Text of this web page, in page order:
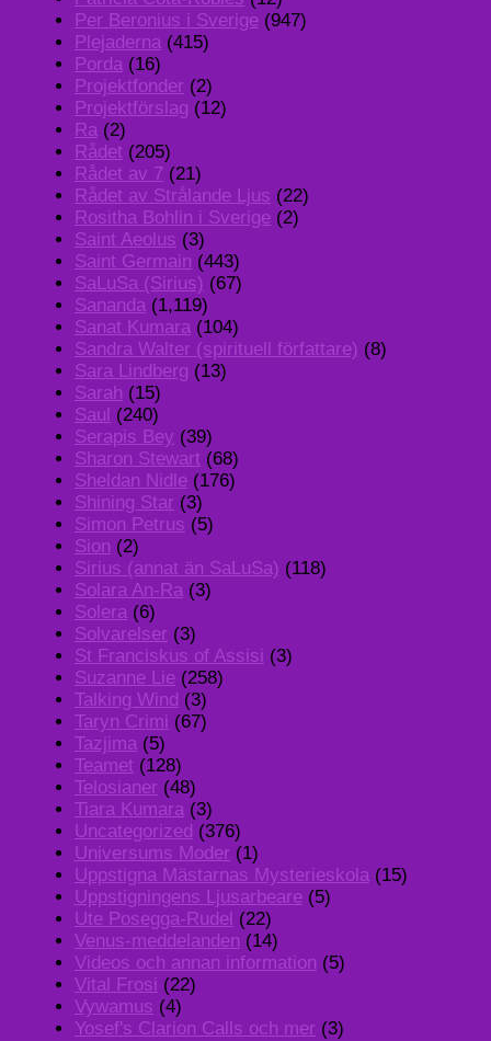
Per Beronius i Sverige (947)
Plejaderna (415)
Porda (16)
Projektfonder (2)
Projektförslag (12)
Ra (2)
Rådet (205)
Rådet av 7 (21)
Rådet av Strålande Ljus (22)
Rositha Bohlin i Sverige (2)
Saint Aeolus (3)
Saint Germain (443)
SaLuSa (Sirius) (67)
Sananda (1,119)
Sanat Kumara (104)
Sandra Walter (spirituell författare) (8)
Sara Lindberg (13)
Sarah (15)
Saul (240)
Serapis Bey (39)
Sharon Stewart (68)
Sheldan Nidle (176)
Shining Star (3)
Simon Petrus (5)
Sion (2)
Sirius (annat än SaLuSa) (118)
Solara An-Ra (3)
Solera (6)
Solvarelser (3)
St Franciskus of Assisi (3)
Suzanne Lie (258)
Talking Wind (3)
Taryn Crimi (67)
Tazjima (5)
Teamet (128)
Telosianer (48)
Tiara Kumara (3)
Uncategorized (376)
Universums Moder (1)
Uppstigna Mästarnas Mysterieskola (15)
Uppstigningens Ljusarbeare (5)
Ute Posegga-Rudel (22)
Venus-meddelanden (14)
Videos och annan information (5)
Vital Frosi (22)
Vywamus (4)
Yosef's Clarion Calls och mer (3)